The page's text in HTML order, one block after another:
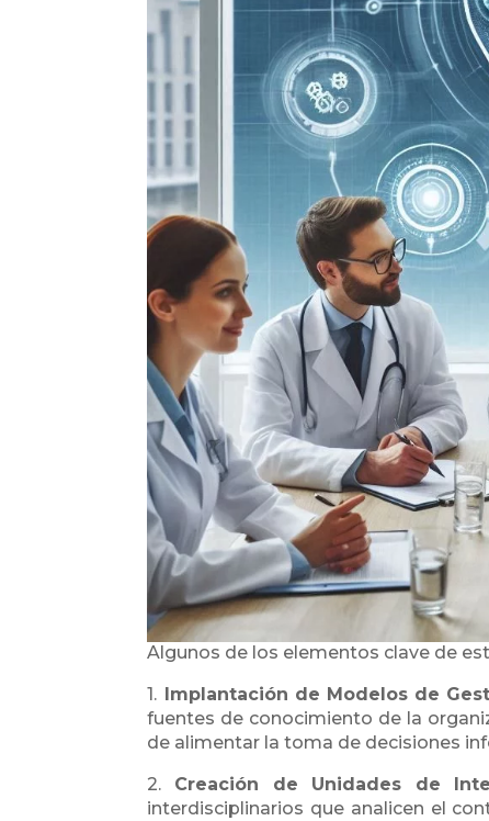
Algunos de los elementos clave de
1. Implantación de Modelos de
fuentes de conocimiento de la
de alimentar la toma de decisiones
2. Creación de Unidades de
interdisciplinarios que analicen el